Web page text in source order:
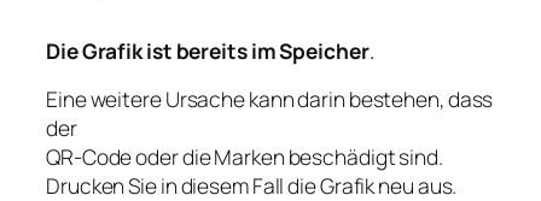
Die Grafik ist bereits im Speicher.
Eine weitere Ursache kann darin bestehen, dass
der
QR-Code oder die Marken beschädigt sind.
Drucken Sie in diesem Fall die Grafik neu aus.